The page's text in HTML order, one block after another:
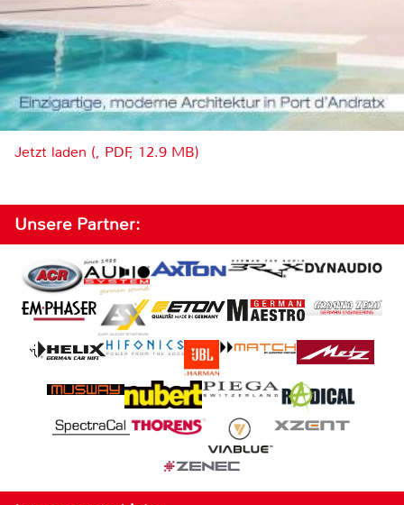
Jetzt laden (, PDF, 12.9 MB)
Unsere Partner: